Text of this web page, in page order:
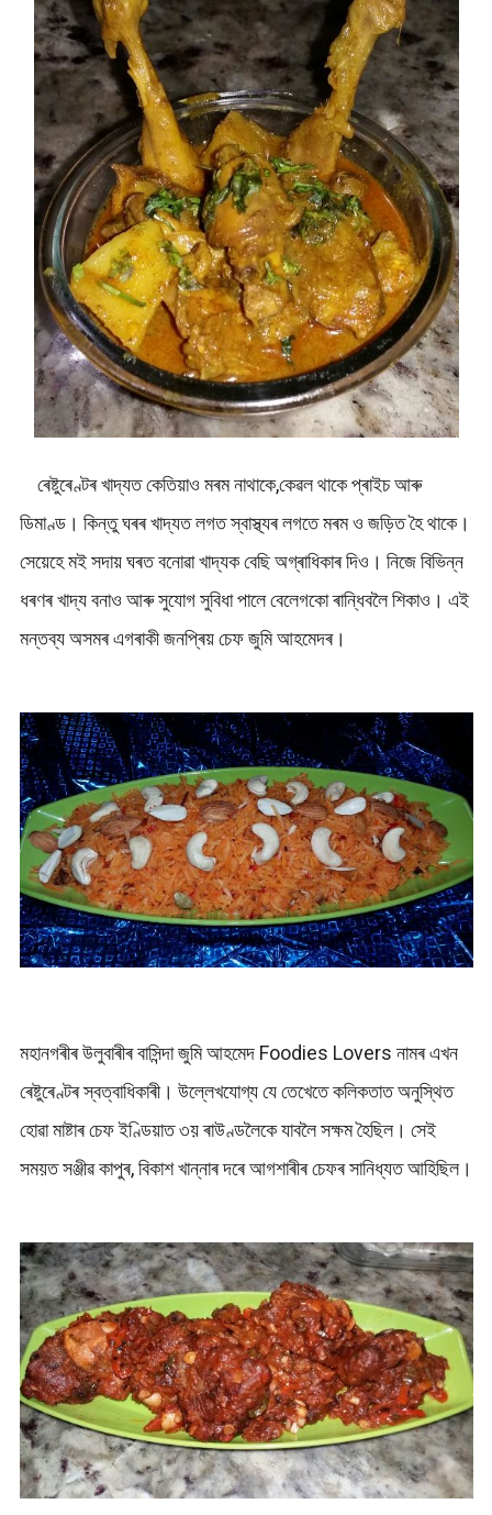
ৰেষ্টুৰেণ্টৰ খাদ্যত কেতিয়াও মৰম নাথাকে,কেৱল থাকে প্ৰাইচ আৰু
ডিমাণ্ড। কিন্তু ঘৰৰ খাদ্যত লগত স্বাস্থ্যৰ লগতে মৰম ও জড়িত হৈ থাকে।
সেয়েহে মই সদায় ঘৰত বনোৱা খাদ্যক বেছি অগ্ৰাধিকাৰ দিও। নিজে বিভিন্ন
ধৰণৰ খাদ্য বনাও আৰু সুযোগ সুবিধা পালে বেলেগকো ৰান্ধিবলৈ শিকাও। এই
মন্তব্য অসমৰ এগৰাকী জনপ্ৰিয় চেফ জুমি আহমেদৰ।
মহানগৰীৰ উলুবাৰীৰ বাসিন্দা জুমি আহমেদ Foodies Lovers নামৰ এখন
ৰেষ্টুৰেণ্টৰ স্বত্বাধিকাৰী। উল্লেখযোগ্য যে তেখেতে কলিকতাত অনুস্থিত
হোৱা মাষ্টাৰ চেফ ইণ্ডিয়াত ৩য় ৰাউণ্ডলৈকে যাবলৈ সক্ষম হৈছিল। সেই
সময়ত সঞ্জীৱ কাপুৰ, বিকাশ খান্নাৰ দৰে আগশাৰীৰ চেফৰ সানিধ্যত আহিছিল।